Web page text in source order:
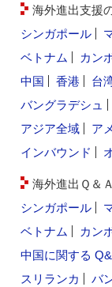
海外進出支援
シンガポール
ベトナム
カン
中国
香港 台
バングラデシュ
アジア全域
ア
インバウンド
海外進出Ｑ＆Ａ
シンガポール
ベトナム
カン
中国に関する
スリランカ
バ